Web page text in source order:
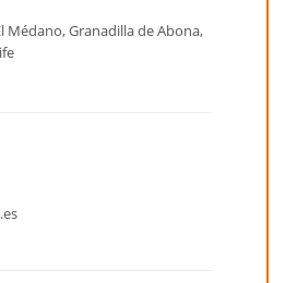
Médano, Granadilla de Abona,